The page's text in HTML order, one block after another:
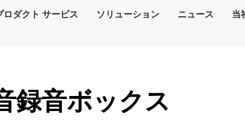
ロダクト サービス ソリューション ニュース
当
録音ボックス